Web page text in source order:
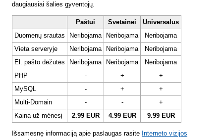
daugiausiai šalies gyventojų.
Paštui Svetainei
Universalus
Duomenų srautas
Neribojama Neribojama
Neribojama
Vieta serveryje
Neribojama Neribojama
Neribojama
El. pašto dėžutės
Neribojama Neribojama
Neribojama
PHP
- +
+
MySQL
- +
+
Multi-Domain
- -
+
Kaina už mėnesį
2.99 EUR 4.99 EUR 9.99 EUR
Išsamesnę informaciją apie paslaugas rasite Interneto vizijos